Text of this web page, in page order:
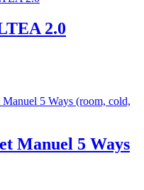
2.0
Manuel 5 Ways